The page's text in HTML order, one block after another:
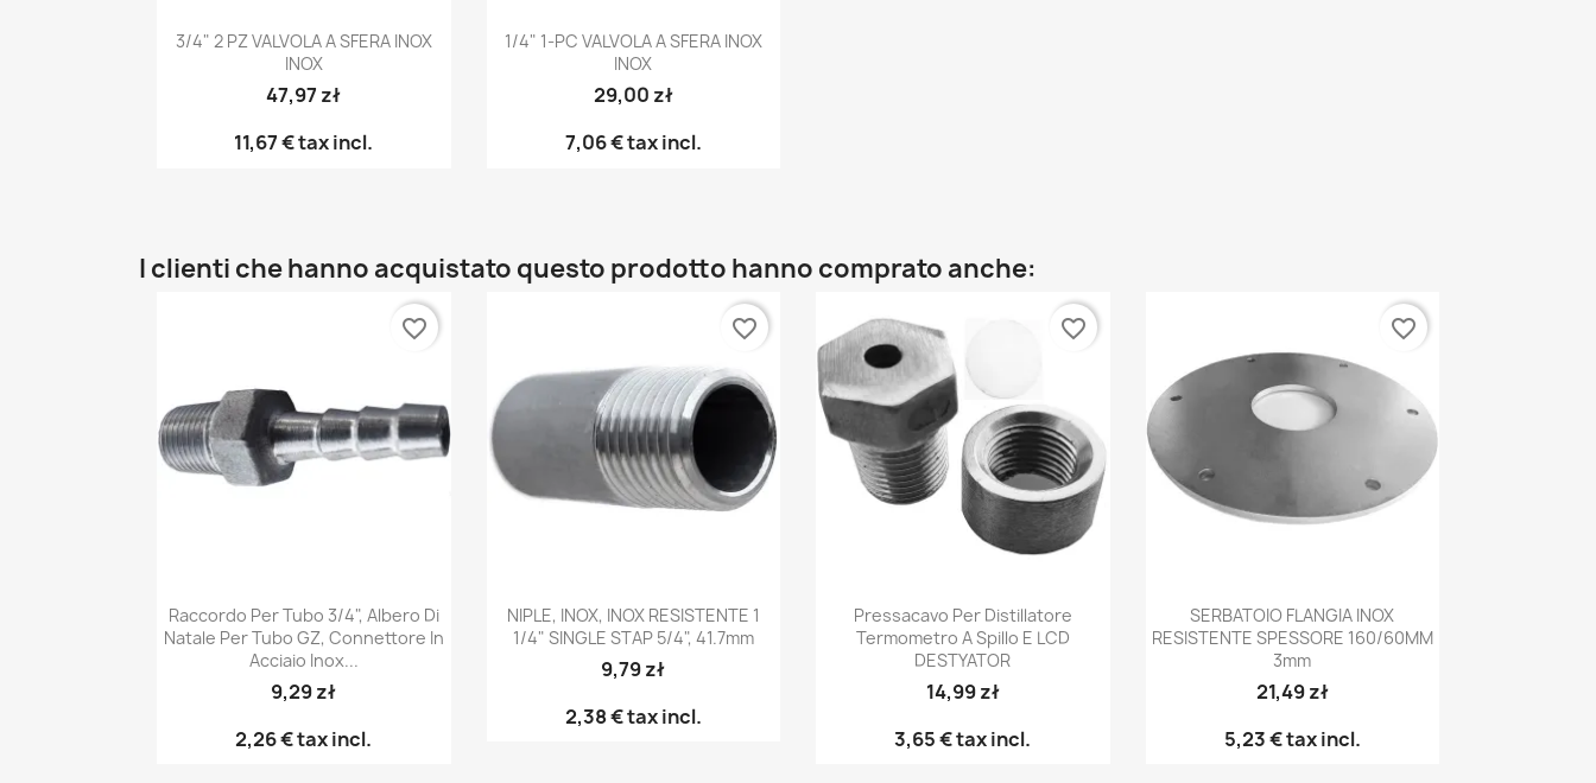
Anteprima
3/4" 2 PZ VALVOLA A SFERA INOX
INOX
47,97 zł
11,67 €tax incl.
Anteprima
1/4" 1-PC VALVOLA A SFERA INOX
INOX
29,00 zł
7,06 €tax incl.
I clienti che hanno acquistato questo prodotto hanno comprato anche:
Anteprima
Raccordo Per Tubo 3/4", Albero Di
Natale Per Tubo GZ, Connettore In
Acciaio Inox...
9,29 zł
2,26 €tax incl.
favorite_border
Anteprima
NIPLE, INOX, INOX RESISTENTE 1
1/4" SINGLE STAP 5/4", 41.7mm
9,79 zł
2,38 €tax incl.
favorite_border
Anteprima
Pressacavo Per Distillatore
Termometro A Spillo E LCD
DESTYATOR
14,99 zł
3,65 €tax incl.
favorite_border
Anteprima
SERBATOIO FLANGIA INOX
RESISTENTE SPESSORE 160/60MM
3mm
21,49 zł
5,23 €tax incl.
favorite_border